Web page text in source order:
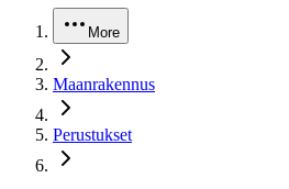
More
Maanrakennus
Perustukset